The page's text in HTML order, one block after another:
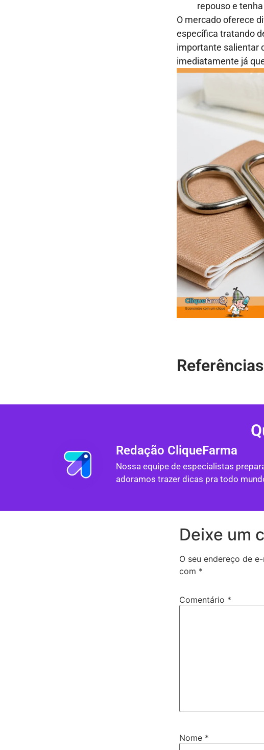
repouso e
O mercado oferece
específica tratando
importante salientar
imediatamente já
Redação CliqueFarma
Nossa equipe de especialistas
adoramos trazer dicas pra todo
Deixe um
O seu endereço de
com *
Comentário *
Nome *